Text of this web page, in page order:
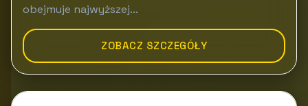
obejmuje najwyższej...
ZOBACZ SZCZEGÓŁY